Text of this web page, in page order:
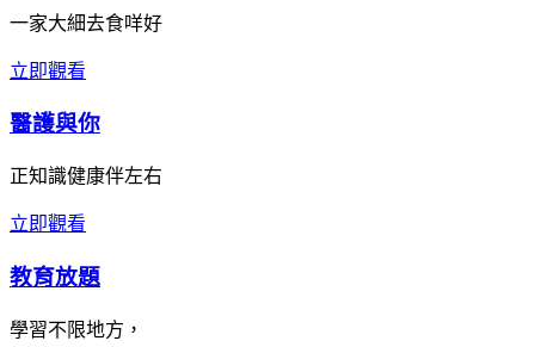
一家大細去食咩好
立即觀看
醫護與你
正知識健康伴左右
立即觀看
教育放題
學習不限地方，